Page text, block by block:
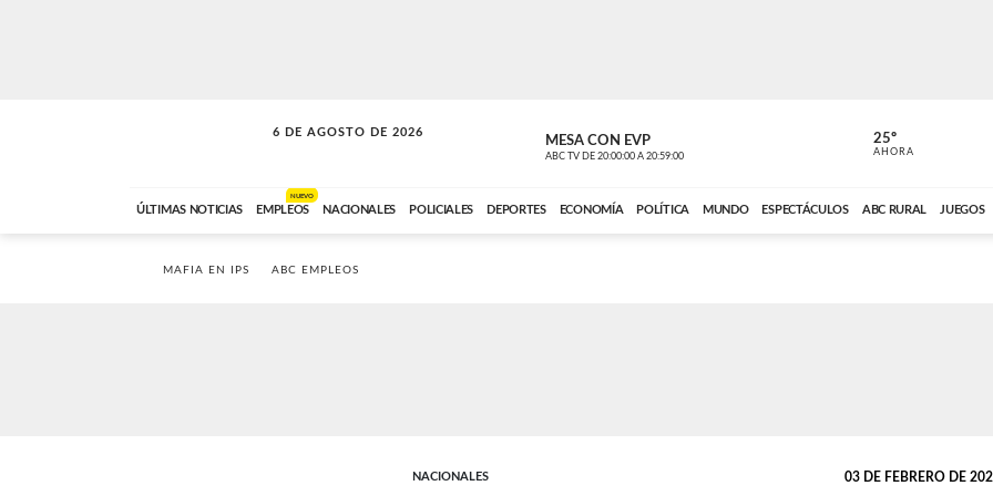
6 DE AGOSTO DE 2026
SOLO MÚSICA MESA CON EVP
ABC TV DE 20:00:00 A 20:59:00 ABC CARDINAL
25º
AHORA
ÚLTIMAS NOTICIAS EMPLEOS
NUEVO
NACIONALES POLICIALES DEPORTES ECONOMÍA POLÍTICA MUNDO ESPECTÁCULOS ABC RURAL JUEGOS
MAFIA EN IPS ABC EMPLEOS
NACIONALES 03 DE FEBRERO DE